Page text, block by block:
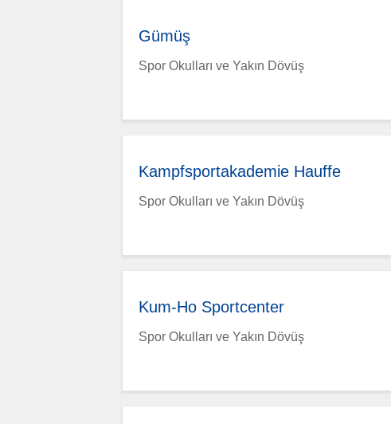
Gümüş
Spor Okulları ve Yakın Dövüş
Kampfsportakademie Hauffe
Spor Okulları ve Yakın Dövüş
Kum-Ho Sportcenter
Spor Okulları ve Yakın Dövüş